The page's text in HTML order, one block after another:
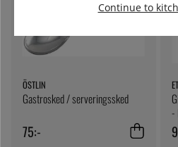
ÖSTLIN
Gastrosked / serveringssked
75:-
-
Continue to